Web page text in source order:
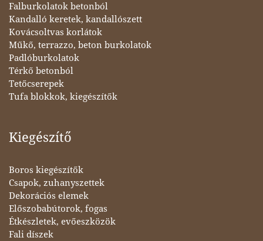
Falburkolatok betonból
Kandalló keretek, kandallószett
Kovácsoltvas korlátok
Műkő, terrazzo, beton burkolatok
Padlóburkolatok
Térkő betonból
Tetőcserepek
Tufa blokkok, kiegészítők
Kiegészítő
Boros kiegészítők
Csapok, zuhanyszettek
Dekorációs elemek
Előszobabútorok, fogas
Étkészletek, evőeszközök
Fali díszek